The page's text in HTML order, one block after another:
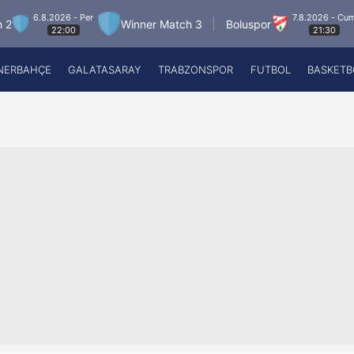
- Per
22:00
Winner Match 3 Boluspor
7.8.2026 - Cum
21:30
GALATASARAY TRABZONSPOR FUTBOL